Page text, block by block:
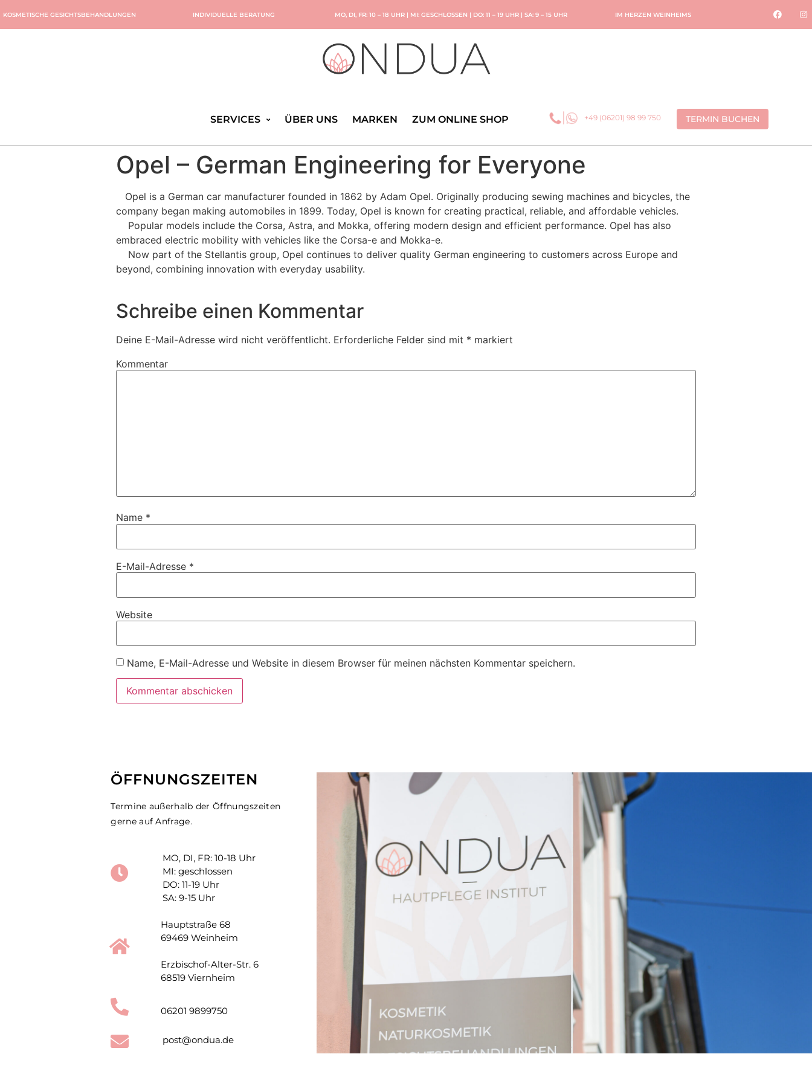
KOSMETISCHE GESICHTSBEHANDLUNGEN INDIVIDUELLE BERATUNG MO, DI, FR: 10 – 18 UHR | MI: GESCHLOSSEN | DO: 11 – 19 UHR | SA: 9 – 15 UHR IM HERZEN WEINHEIMS
SERVICES ÜBER UNS MARKEN ZUM ONLINE SHOP +49 (06201) 98 99 750 TERMIN BUCHEN
Opel – German Engineering for Everyone
Opel is a German car manufacturer founded in 1862 by Adam Opel. Originally producing sewing machines and bicycles, the
company began making automobiles in 1899. Today, Opel is known for creating practical, reliable, and affordable vehicles.
Popular models include the Corsa, Astra, and Mokka, offering modern design and efficient performance. Opel has also
embraced electric mobility with vehicles like the Corsa-e and Mokka-e.
Now part of the Stellantis group, Opel continues to deliver quality German engineering to customers across Europe and
beyond, combining innovation with everyday usability.
Schreibe einen Kommentar
Deine E-Mail-Adresse wird nicht veröffentlicht. Erforderliche Felder sind mit * markiert
Kommentar
Name *
E-Mail-Adresse *
Website
Name, E-Mail-Adresse und Website in diesem Browser für meinen nächsten Kommentar speichern.
ÖFFNUNGSZEITEN
Termine außerhalb der Öffnungszeiten
gerne auf Anfrage.
MO, DI, FR: 10-18 Uhr
MI: geschlossen
DO: 11-19 Uhr
SA: 9-15 Uhr
Hauptstraße 68
69469 Weinheim
Erzbischof-Alter-Str. 6
68519 Viernheim
06201 9899750
post@ondua.de